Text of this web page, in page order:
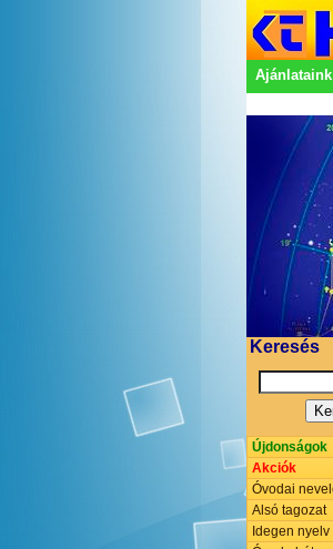
Ajánlataink
Keresés
Újdonságok
Akciók
Óvodai
Alsó tagozat
Idegen nyelv